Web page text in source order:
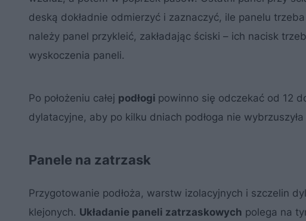
deską dokładnie odmierzyć i zaznaczyć, ile panelu
należy panel przykleić, zakładając ściski – ich nacisk
wyskoczenia paneli.
Po położeniu całej podłogi powinno się odczekać od 12
dylatacyjne, aby po kilku dniach podłoga nie
Panele na zatrzask
Przygotowanie podłoża, warstw izolacyjnych i szczelin
klejonych. Układanie paneli zatrzaskowych polega na